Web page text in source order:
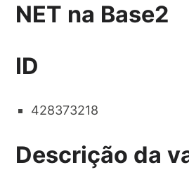
NET na Base2
ID
428373218
Descrição da